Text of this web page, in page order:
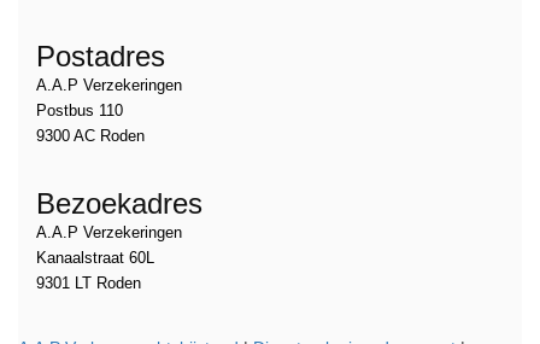
Postadres
A.A.P Verzekeringen
Postbus 110
9300 AC Roden
Bezoekadres
A.A.P Verzekeringen
Kanaalstraat 60L
9301 LT Roden